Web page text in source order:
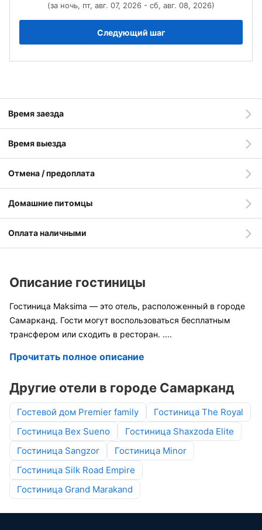
(за ночь, пт, авг. 07, 2026 - сб, авг. 08, 2026)
Следующий шаг
Время заезда
Время выезда
Отмена / предоплата
Домашние питомцы
Оплата наличными
Описание гостиницы
Гостиница Maksima — это отель, расположенный в городе
Самарканд. Гости могут воспользоваться бесплатным
трансфером или сходить в ресторан. ....
Прочитать полное описание
Другие отели в городе Самарканд
Гостевой дом Premier family
Гостиница The Royal
Гостиница Bex Sueno
Гостиница Shaxzoda Elite
Гостиница Sangzor
Гостиница Minor
Гостиница Silk Road Empire
Гостиница Grand Marakand